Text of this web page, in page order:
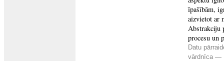
īpašībām,
aizvietot ar
Abstrakciju
procesu un
Datu
vārdnīca —